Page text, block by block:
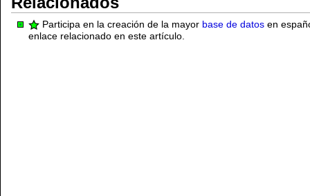
Participa en la creación de la mayor base de datos en
enlace relacionado en este artículo.